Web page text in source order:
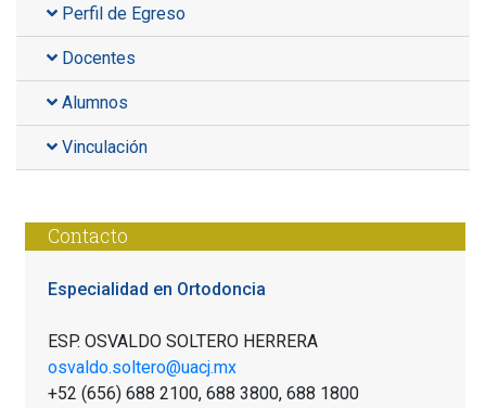
Perfil de Egreso
Docentes
Alumnos
Vinculación
Contacto
Especialidad en Ortodoncia
ESP. OSVALDO SOLTERO HERRERA
osvaldo.soltero@uacj.mx
+52 (656) 688 2100, 688 3800, 688 1800